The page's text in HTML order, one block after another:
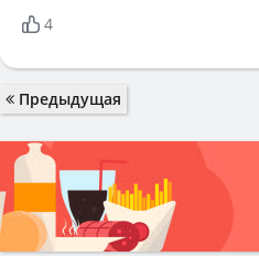
4
Предыдущая